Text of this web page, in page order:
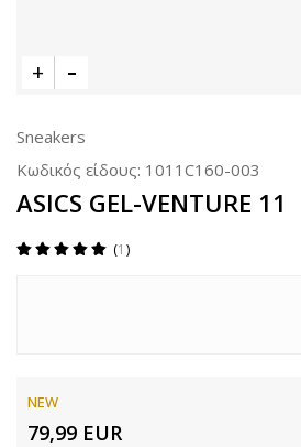
Sneakers
Κωδικός είδους: 1011C160-003
ASICS GEL-VENTURE 11
1
NEW
79,99 EUR